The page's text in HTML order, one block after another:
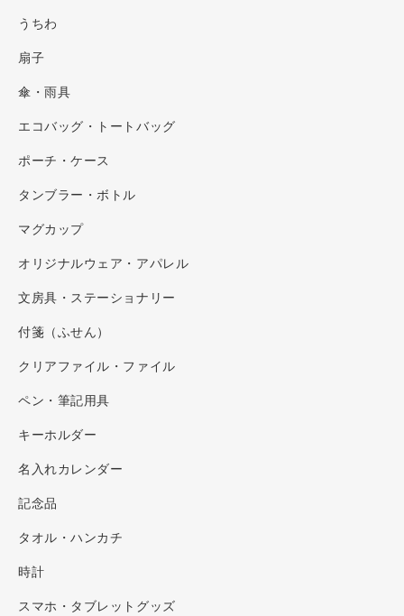
うちわ
扇子
傘・雨具
エコバッグ・トートバッグ
ポーチ・ケース
タンブラー・ボトル
マグカップ
オリジナルウェア・アパレル
文房具・ステーショナリー
付箋（ふせん）
クリアファイル・ファイル
ペン・筆記用具
キーホルダー
名入れカレンダー
記念品
タオル・ハンカチ
時計
スマホ・タブレットグッズ